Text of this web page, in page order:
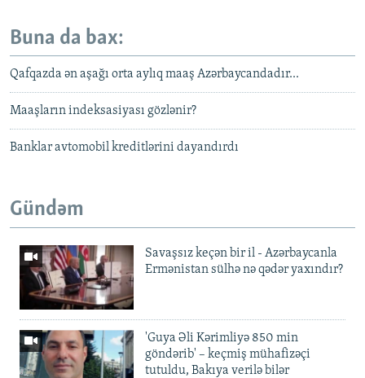
Buna da bax:
Qafqazda ən aşağı orta aylıq maaş Azərbaycandadır...
Maaşların indeksasiyası gözlənir?
Banklar avtomobil kreditlərini dayandırdı
Gündəm
Savaşsız keçən bir il - Azərbaycanla
Ermənistan sülhə nə qədər yaxındır?
'Guya Əli Kərimliyə 850 min
göndərib' – keçmiş mühafizəçi
tutuldu, Bakıya verilə bilər